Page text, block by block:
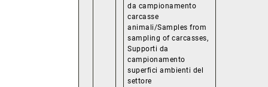
da campionamento
carcasse
animali/Samples from
sampling of carcasses,
Supporti da
campionamento
superfici ambienti del
settore